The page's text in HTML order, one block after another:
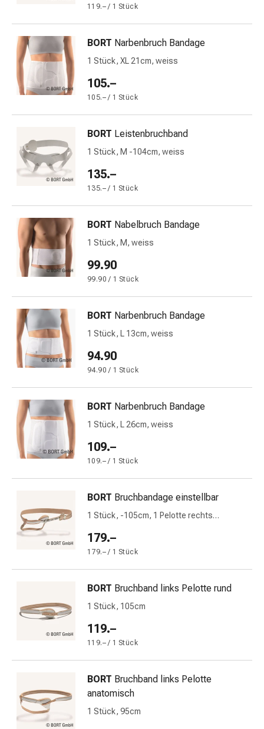
Augenentzündungen
Augenverbände
Augenhygiene
Herz
&
Kreislauf
Herztherapie
Kreislaufbeschwerden
Rauchstopp
Herznerven-
Störung
Gedächtnis-
&
Konzentrationsstörung
Allergien
&
Heuschnupfen
Nase
Magen-
Darm
Durchfall
Hämorrhoiden
Magenbrennen
Übelkeit
&
Verdauung,
Blähungen
&
Verstopfung
Medizinische
Hautpflege
Ekzeme
Hühneraugen
&
Warzen
Nagel-
Fusspilz
Narbenbehandlung
Trockene
Haut
Krankhaftes
119.– / 1 Stück
BORT Narbenbruch Bandage
1 Stück, XL 21cm, weiss
105.–
105.– / 1 Stück
BORT Leistenbruchband
1 Stück, M -104cm, weiss
135.–
135.– / 1 Stück
BORT Nabelbruch Bandage
1 Stück, M, weiss
99.90
99.90 / 1 Stück
BORT Narbenbruch Bandage
1 Stück, L 13cm, weiss
94.90
94.90 / 1 Stück
BORT Narbenbruch Bandage
1 Stück, L 26cm, weiss
109.–
109.– / 1 Stück
BORT Bruchbandage einstellbar
1 Stück, -105cm, 1 Pelotte rechts
179.–
179.– / 1 Stück
BORT Bruchband links Pelotte rund
1 Stück, 105cm
119.–
119.– / 1 Stück
BORT Bruchband links Pelotte
anatomisch
1 Stück, 95cm